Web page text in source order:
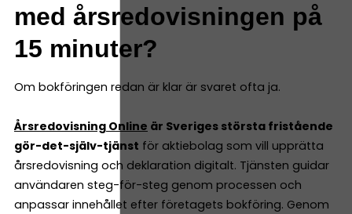
med årsredovisningen på
15 minuter?
Om bokföringen redan är klar är svaret ofta ja.
Årsredovisning Online är Sveriges största fristående
gör-det-själv-tjänst för aktiebolag som vill upprätta
årsredovisning och deklaration digitalt. Tjänsten guidar
användaren steg-för-steg genom processen och
anpassar innehållet efter företagets bokföring. Genom